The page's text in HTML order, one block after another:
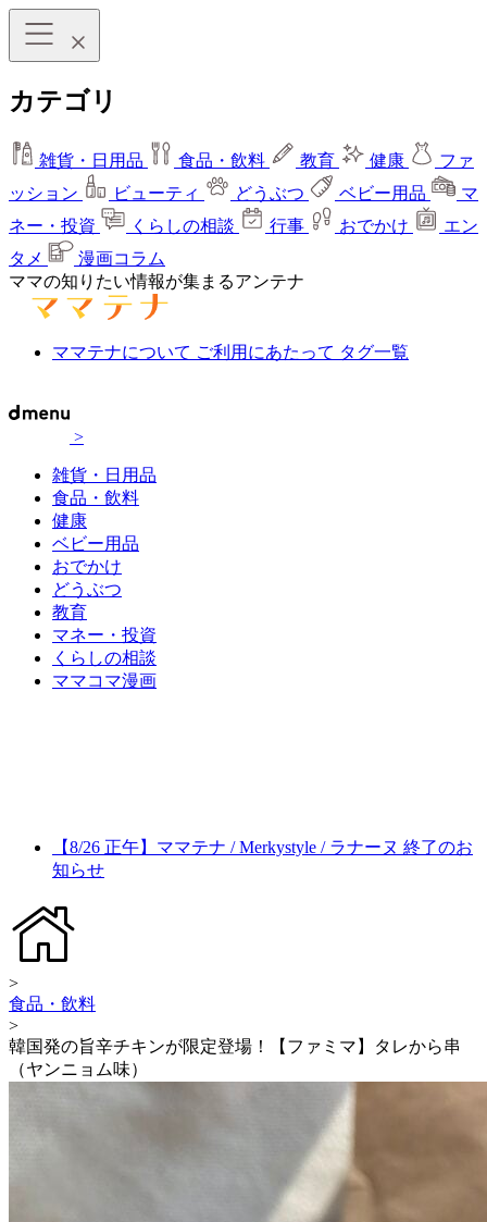
カテゴリ
雑貨・日用品 食品・飲料 教育 健康
ファ
ッション
ビューティ どうぶつ ベビー用品
マ
ネー・投資
くらしの相談 行事 おでかけ
エン
タメ
漫画コラム
ママの知りたい情報が集まるアンテナ
ママテナについて ご利用にあたって タグ一覧
>
雑貨・日用品
食品・飲料
健康
ベビー用品
おでかけ
どうぶつ
教育
マネー・投資
くらしの相談
ママコマ漫画
【8/26 正午】ママテナ / Merkystyle / ラナーヌ 終了のお
知らせ
>
食品・飲料
>
韓国発の旨辛チキンが限定登場！【ファミマ】タレから串
（ヤンニョム味）